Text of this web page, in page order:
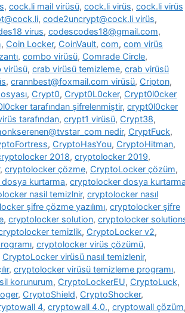
, cock.li mail virüsü, cock.li virüs, cock.li virüs
, code2uncrypt@cock.li virüs,
virus, codescodes18@gmail.com,
, Coin Locker, CoinVault, com, com virüs
, combo virüsü, Comrade Circle,
virüsü, crab virüsü temizleme, crab virüsü
, crannbest@foxmail.com virüsü, Cripton,
, Crypt0, Crypt0L0cker, Crypt0l0cker
tarafından şifrelenmiştir, crypt0l0cker
tarafından, crypt1 virüsü, Crypt38,
nedir, CryptFuck,
, CryptoHasYou, CryptoHitman,
2018, cryptolocker 2019,
, cryptolocker çözme, CryptoLocker çözüm,
kurtarma, cryptolocker dosya kurtarma
nasil temizlnir, cryptolocker nasıl
şifre çözme yazılımı, cryptolocker şifre
, cryptolocker solution, cryptolocker
temizlik, CryptoLocker v2,
, cryptolocker virüs çözümü,
CryptoLocker virüsü nasıl temizlenir,
, cryptolocker virüsü temizleme programı,
korunurum, CryptoLockerEU, CryptoLuck,
, CryptoShield, CryptoShocker,
4, cryptowall 4.0., cryptowall çözüm,